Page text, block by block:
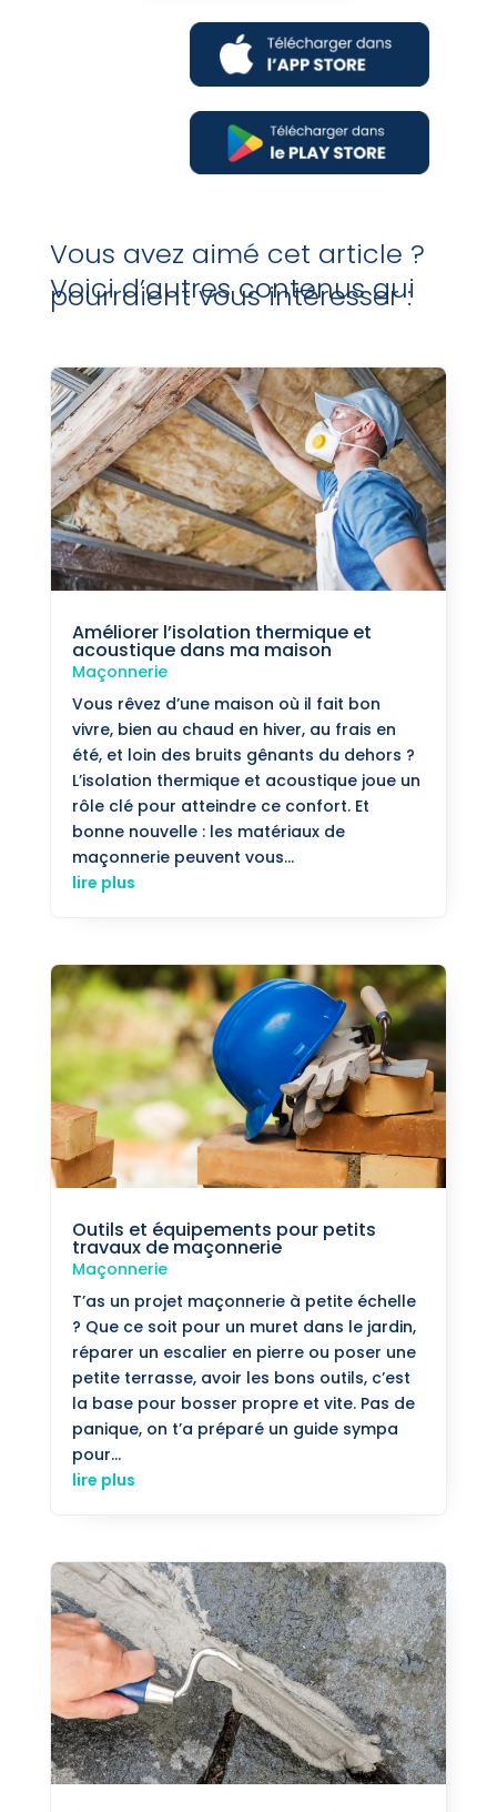
Vous avez aimé cet article ?
Voici d’autres contenus qui
pourraient vous intéresser :
Améliorer l’isolation thermique et
acoustique dans ma maison
Maçonnerie
Vous rêvez d’une maison où il fait bon
vivre, bien au chaud en hiver, au frais en
été, et loin des bruits gênants du dehors ?
L’isolation thermique et acoustique joue un
rôle clé pour atteindre ce confort. Et
bonne nouvelle : les matériaux de
maçonnerie peuvent vous...
lire plus
Outils et équipements pour petits
travaux de maçonnerie
Maçonnerie
T’as un projet maçonnerie à petite échelle
? Que ce soit pour un muret dans le jardin,
réparer un escalier en pierre ou poser une
petite terrasse, avoir les bons outils, c’est
la base pour bosser propre et vite. Pas de
panique, on t’a préparé un guide sympa
pour...
lire plus